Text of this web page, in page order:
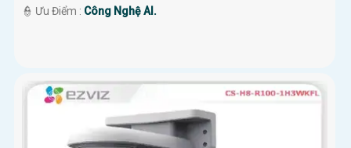
️👮 Ưu Điểm : Công Nghệ AI.